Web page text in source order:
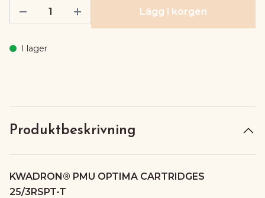
Lägg i korgen
I lager
Produktbeskrivning
KWADRON® PMU OPTIMA CARTRIDGES
25/3RSPT-T